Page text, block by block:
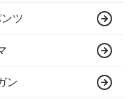
ツ
ン